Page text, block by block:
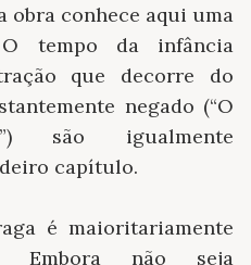
conhece aqui uma
O tempo da infância
que decorre do
negado (“O
são igualmente
capítulo.
é maioritariamente
Embora não seja